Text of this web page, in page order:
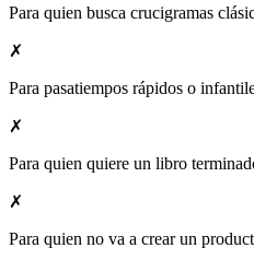
Para quien busca crucigramas
✗
Para pasatiempos rápidos o
✗
Para quien quiere un libro
✗
Para quien no va a crear un